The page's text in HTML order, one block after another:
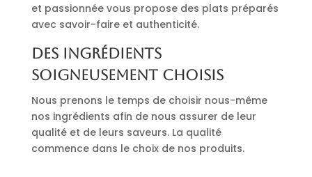
et passionnée vous propose des plats préparés
avec savoir-faire et authenticité.
Des ingrédients
soigneusement choisis
Nous prenons le temps de choisir nous-même
nos ingrédients afin de nous assurer de leur
qualité et de leurs saveurs. La qualité
commence dans le choix de nos produits.